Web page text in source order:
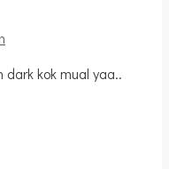
dark kok mual yaa..